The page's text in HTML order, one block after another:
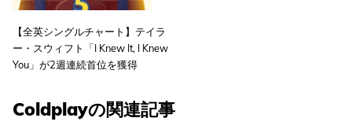
【全英シングルチャート】テイラ
ー・スウィフト「I Knew It, I Knew
You」が2週連続首位を獲得
Coldplayの関連記事